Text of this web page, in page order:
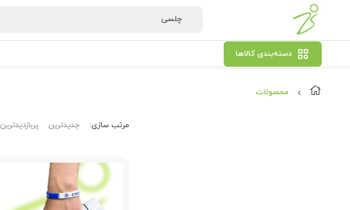
دسته‌بندی کالاها
محصولات
مرتب‌ سازی: جدیدترین پربازدیدترین